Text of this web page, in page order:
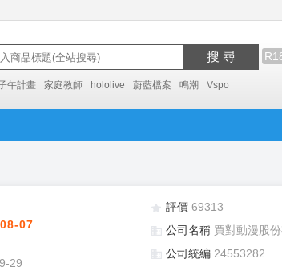
搜 尋
午計畫 家庭教師 hololive 蔚藍檔案 鳴潮 Vspo
07
29
評價 69313
公司名稱 買對動漫股
公司統編 24553282